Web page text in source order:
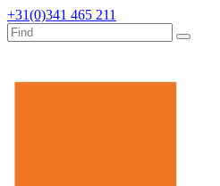
+31(0)341 465 211